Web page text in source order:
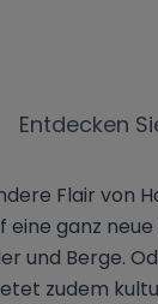
Entdecken
Flair von
eine ganz
und Berge.
zudem